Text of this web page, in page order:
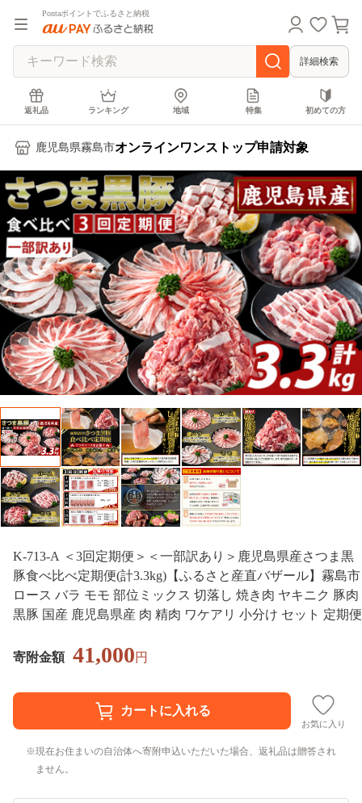
Pontaポイントでふるさと納税
詳細検索
返礼品 ランキング 地域 特集 初めての方
鹿児島県霧島市オンラインワンストップ申請対象
K-713-A ＜3回定期便＞＜一部訳あり＞鹿児島県産さつま黒
豚食べ比べ定期便(計3.3kg)【ふるさと産直バザール】霧島市
ロース バラ モモ 部位ミックス 切落し 焼き肉 ヤキニク 豚肉
黒豚 国産 鹿児島県産 肉 精肉 ワケアリ 小分け セット 定期便
寄附金額 41,000円
お気に入り
現在お住まいの自治体へ寄附申込いただいた場合、返礼品は贈答され
ません。